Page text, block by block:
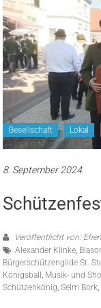
Gesellschaft Lokal
8. September 2024
Veröffentlicht von:
Alexander Klinke
Bürgerschützengilde St.
Königsball Musik- und
Schützenkönig ,Selm Bork